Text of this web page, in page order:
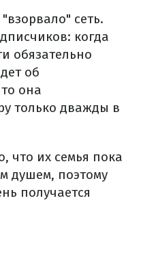
сеть.
когда
обязательно
об
она
только дважды в
что их семья пока
душем, поэтому
получается